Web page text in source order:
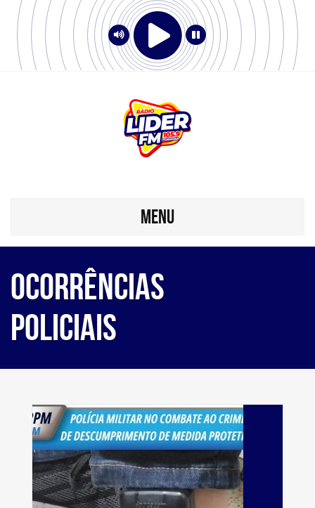
MENU
Ocorrências
Policiais